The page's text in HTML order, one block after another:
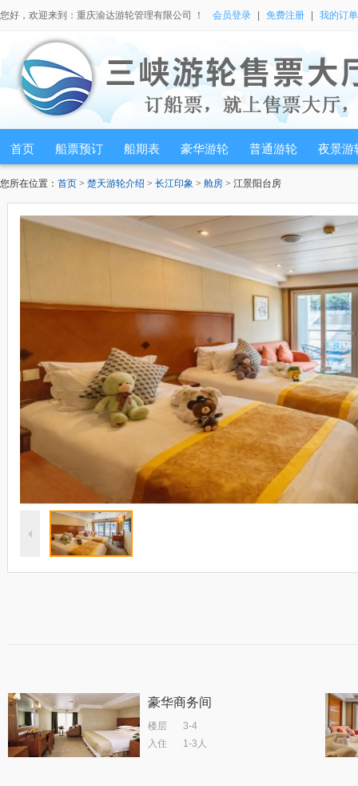
您好，欢迎来到：重庆渝达游轮管理有限公司 ！ 会员登录 免费注册 我的订单
首页 船票预订 船期表 豪华游轮 普通游轮 夜景游
您所在位置： 首页 > 楚天游轮介绍 > 长江印象 > 舱房 > 江景阳台房
豪华商务间
楼层
3-4
入住
1-3人